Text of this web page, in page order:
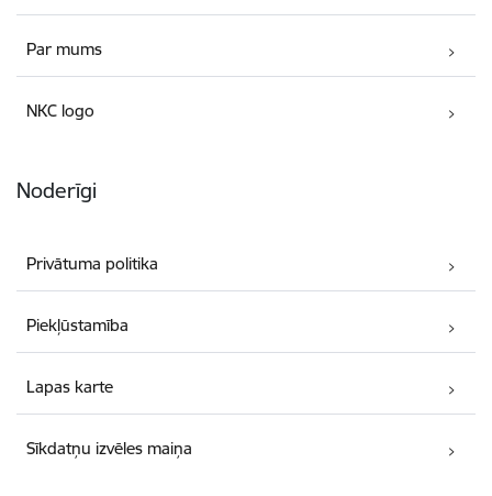
Par mums
NKC logo
Noderīgi
Privātuma politika
Piekļūstamība
Lapas karte
Sīkdatņu izvēles maiņa